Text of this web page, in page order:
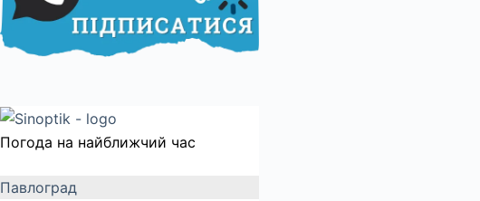
Погода на найближчий час
Павлоград